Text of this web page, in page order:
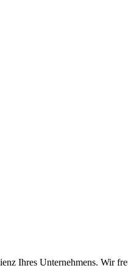
Ihres Unternehmens. Wir